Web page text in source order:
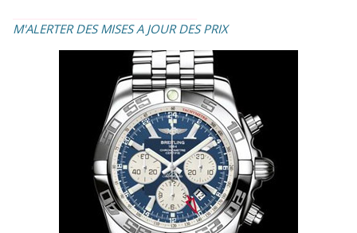
M'ALERTER DES MISES A JOUR DES PRIX